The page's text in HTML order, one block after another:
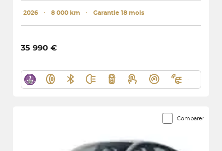
2026 ･ 8 000 km ･ Garantie 18 mois
35 990 €
Comparer